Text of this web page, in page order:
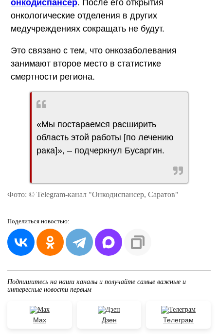
онкодиспансер. После его открытия
онкологические отделения в других
медучреждениях сокращать не будут.
Это связано с тем, что онкозаболевания
занимают второе место в статистике
смертности региона.
«Мы постараемся расширить
область этой работы [по лечению
рака]», – подчеркнул Бусаргин.
Фото: © Telegram-канал "Онкодиспансер, Саратов"
Поделиться новостью:
Подпишитесь на наши каналы и получайте самые важные и
интересные новости первым
Max Дзен Телеграм